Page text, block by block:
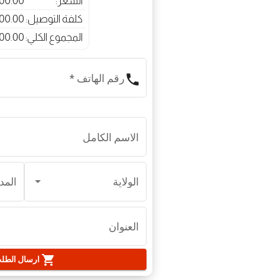
كلفة التوصيل: 600.00
المجموع الكلي:
phoneرقم الهاتف *
الاسم الكامل
الولاية
العنوان
shopping_cart ارسال